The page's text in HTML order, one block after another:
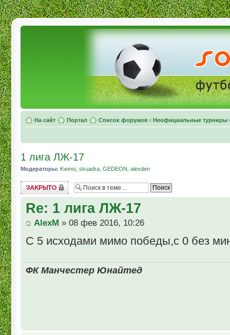
На сайт Портал Список форумов ‹ Неофициальные турниры
1 лига ЛЖ-17
Модераторы: Kwinsi skuadra GEDEON alexden
Topic locked
Re: 1 лига ЛЖ-17
AlexM » 08 фев 2016, 10:26
С 5 исходами мимо победы,с 0 без
ФК Манчестер Юнайтед